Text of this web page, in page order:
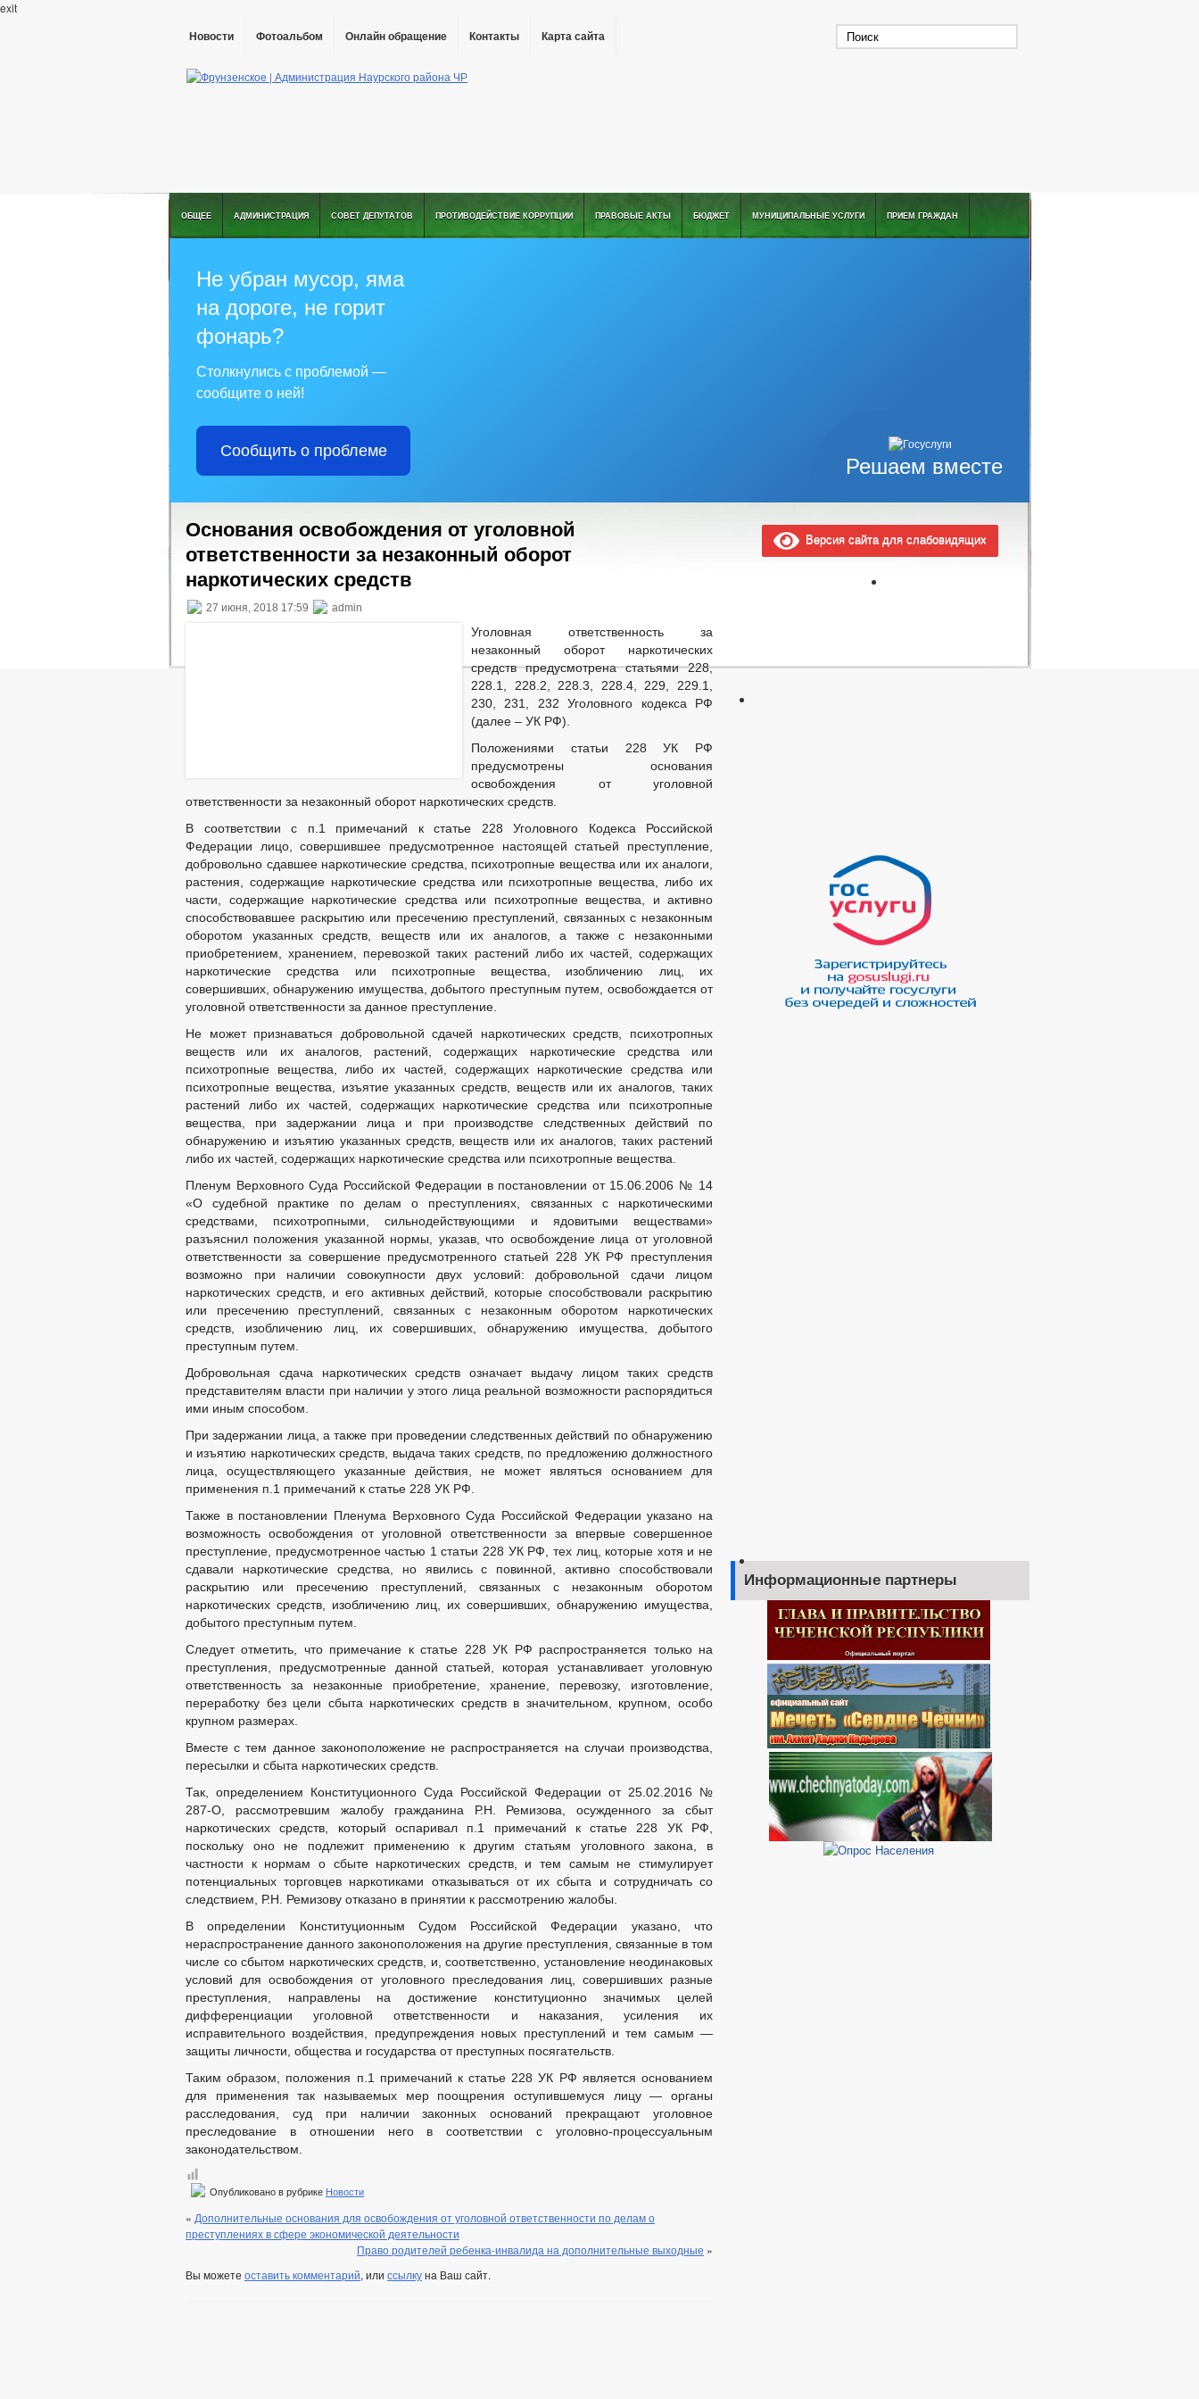
exit
Новости Фотоальбом Онлайн обращение Контакты Карта сайта
ОБЩЕЕ АДМИНИСТРАЦИЯ СОВЕТ ДЕПУТАТОВ ПРОТИВОДЕЙСТВИЕ КОРРУПЦИИ ПРАВОВЫЕ АКТЫ БЮДЖЕТ МУНИЦИПАЛЬНЫЕ УСЛУГИ ПРИЕМ ГРАЖДАН
Решаем вместе
Не убран мусор, яма
на дороге, не горит
фонарь?
Столкнулись с проблемой —
сообщите о ней!
Сообщить о проблеме
Основания освобождения от уголовной
ответственности за незаконный оборот
наркотических средств
27 июня, 2018 17:59 admin
Уголовная ответственность за
незаконный оборот наркотических
средств предусмотрена статьями 228,
228.1, 228.2, 228.3, 228.4, 229, 229.1,
230, 231, 232 Уголовного кодекса РФ
(далее – УК РФ).
Положениями статьи 228 УК РФ
предусмотрены основания
освобождения от уголовной
ответственности за незаконный оборот наркотических средств.
В соответствии с п.1 примечаний к статье 228 Уголовного Кодекса Российской
Федерации лицо, совершившее предусмотренное настоящей статьей преступление,
добровольно сдавшее наркотические средства, психотропные вещества или их аналоги,
растения, содержащие наркотические средства или психотропные вещества, либо их
части, содержащие наркотические средства или психотропные вещества, и активно
способствовавшее раскрытию или пресечению преступлений, связанных с незаконным
оборотом указанных средств, веществ или их аналогов, а также с незаконными
приобретением, хранением, перевозкой таких растений либо их частей, содержащих
наркотические средства или психотропные вещества, изобличению лиц, их
совершивших, обнаружению имущества, добытого преступным путем, освобождается от
уголовной ответственности за данное преступление.
Не может признаваться добровольной сдачей наркотических средств, психотропных
веществ или их аналогов, растений, содержащих наркотические средства или
психотропные вещества, либо их частей, содержащих наркотические средства или
психотропные вещества, изъятие указанных средств, веществ или их аналогов, таких
растений либо их частей, содержащих наркотические средства или психотропные
вещества, при задержании лица и при производстве следственных действий по
обнаружению и изъятию указанных средств, веществ или их аналогов, таких растений
либо их частей, содержащих наркотические средства или психотропные вещества.
Пленум Верховного Суда Российской Федерации в постановлении от 15.06.2006 № 14
«О судебной практике по делам о преступлениях, связанных с наркотическими
средствами, психотропными, сильнодействующими и ядовитыми веществами»
разъяснил положения указанной нормы, указав, что освобождение лица от уголовной
ответственности за совершение предусмотренного статьей 228 УК РФ преступления
возможно при наличии совокупности двух условий: добровольной сдачи лицом
наркотических средств, и его активных действий, которые способствовали раскрытию
или пресечению преступлений, связанных с незаконным оборотом наркотических
средств, изобличению лиц, их совершивших, обнаружению имущества, добытого
преступным путем.
Добровольная сдача наркотических средств означает выдачу лицом таких средств
представителям власти при наличии у этого лица реальной возможности распорядиться
ими иным способом.
При задержании лица, а также при проведении следственных действий по обнаружению
и изъятию наркотических средств, выдача таких средств, по предложению должностного
лица, осуществляющего указанные действия, не может являться основанием для
применения п.1 примечаний к статье 228 УК РФ.
Также в постановлении Пленума Верховного Суда Российской Федерации указано на
возможность освобождения от уголовной ответственности за впервые совершенное
преступление, предусмотренное частью 1 статьи 228 УК РФ, тех лиц, которые хотя и не
сдавали наркотические средства, но явились с повинной, активно способствовали
раскрытию или пресечению преступлений, связанных с незаконным оборотом
наркотических средств, изобличению лиц, их совершивших, обнаружению имущества,
добытого преступным путем.
Следует отметить, что примечание к статье 228 УК РФ распространяется только на
преступления, предусмотренные данной статьей, которая устанавливает уголовную
ответственность за незаконные приобретение, хранение, перевозку, изготовление,
переработку без цели сбыта наркотических средств в значительном, крупном, особо
крупном размерах.
Вместе с тем данное законоположение не распространяется на случаи производства,
пересылки и сбыта наркотических средств.
Так, определением Конституционного Суда Российской Федерации от 25.02.2016 №
287-О, рассмотревшим жалобу гражданина Р.Н. Ремизова, осужденного за сбыт
наркотических средств, который оспаривал п.1 примечаний к статье 228 УК РФ,
поскольку оно не подлежит применению к другим статьям уголовного закона, в
частности к нормам о сбыте наркотических средств, и тем самым не стимулирует
потенциальных торговцев наркотиками отказываться от их сбыта и сотрудничать со
следствием, Р.Н. Ремизову отказано в принятии к рассмотрению жалобы.
В определении Конституционным Судом Российской Федерации указано, что
нераспространение данного законоположения на другие преступления, связанные в том
числе со сбытом наркотических средств, и, соответственно, установление неодинаковых
условий для освобождения от уголовного преследования лиц, совершивших разные
преступления, направлены на достижение конституционно значимых целей
дифференциации уголовной ответственности и наказания, усиления их
исправительного воздействия, предупреждения новых преступлений и тем самым —
защиты личности, общества и государства от преступных посягательств.
Таким образом, положения п.1 примечаний к статье 228 УК РФ является основанием
для применения так называемых мер поощрения оступившемуся лицу — органы
расследования, суд при наличии законных оснований прекращают уголовное
преследование в отношении него в соответствии с уголовно-процессуальным
законодательством.
Опубликовано в рубрике Новости
« Дополнительные основания для освобождения от уголовной ответственности по делам о
преступлениях в сфере экономической деятельности
Право родителей ребенка-инвалида на дополнительные выходные »
Вы можете оставить комментарий, или ссылкуна Ваш сайт.
Версия сайта для слабовидящих
Информационные партнеры